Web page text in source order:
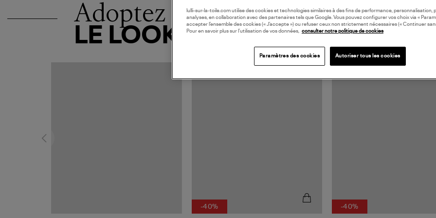
Adoptez
LE LOOK
-40% -40%
lulli-sur-la-toile.com utilise des cookies et technologies similaires à des fins de performance, personnalisation,
analyses, en collaboration avec des partenaires tels que Google. Vous pouvez configurer vos choix via «
accepter l’ensemble des cookies (« J’accepte ») ou refuser ceux non strictement nécessaires (« Continuer
Pour en savoir plus sur l’utilisation de vos données,
consulter notre politique de cookies
Paramètres des cookies Autoriser tous les cookies